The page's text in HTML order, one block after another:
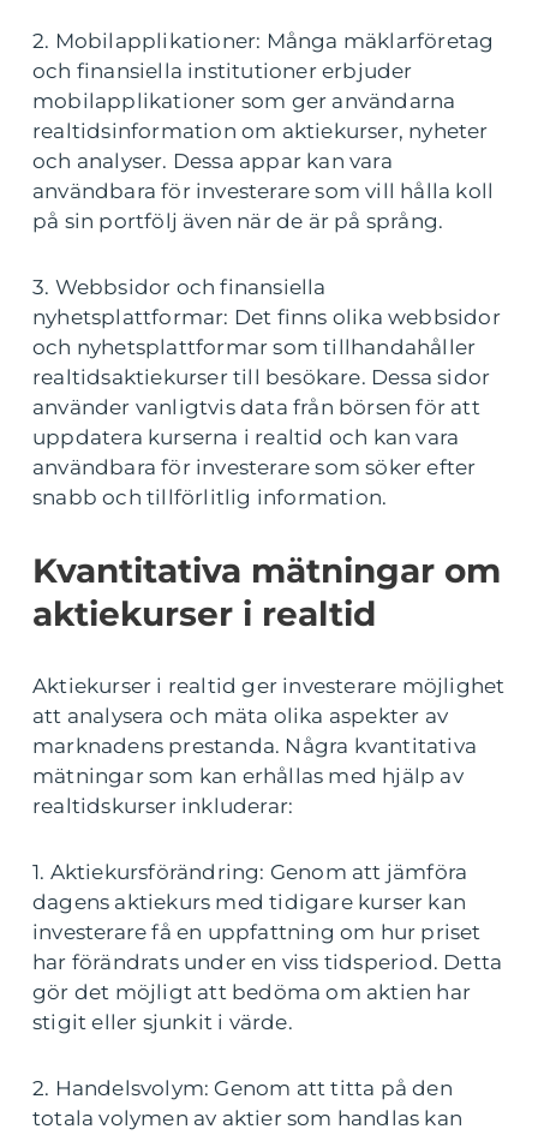
2. Mobilapplikationer: Många mäklarföretag
och finansiella institutioner erbjuder
mobilapplikationer som ger användarna
realtidsinformation om aktiekurser, nyheter
och analyser. Dessa appar kan vara
användbara för investerare som vill hålla koll
på sin portfölj även när de är på språng.
3. Webbsidor och finansiella
nyhetsplattformar: Det finns olika webbsidor
och nyhetsplattformar som tillhandahåller
realtidsaktiekurser till besökare. Dessa sidor
använder vanligtvis data från börsen för att
uppdatera kurserna i realtid och kan vara
användbara för investerare som söker efter
snabb och tillförlitlig information.
Kvantitativa mätningar om
aktiekurser i realtid
Aktiekurser i realtid ger investerare möjlighet
att analysera och mäta olika aspekter av
marknadens prestanda. Några kvantitativa
mätningar som kan erhållas med hjälp av
realtidskurser inkluderar:
1. Aktiekursförändring: Genom att jämföra
dagens aktiekurs med tidigare kurser kan
investerare få en uppfattning om hur priset
har förändrats under en viss tidsperiod. Detta
gör det möjligt att bedöma om aktien har
stigit eller sjunkit i värde.
2. Handelsvolym: Genom att titta på den
totala volymen av aktier som handlas kan